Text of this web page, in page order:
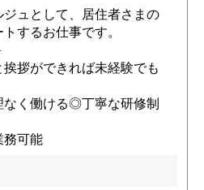
ュとして、居住者さまの
するお仕事です。
挨拶ができれば未経験でも
なく働ける◎丁寧な研修制
務可能